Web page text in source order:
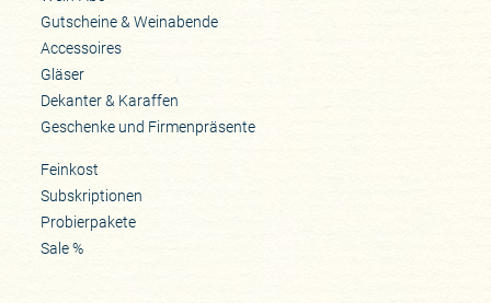
Gutscheine & Weinabende
Accessoires
Gläser
Dekanter & Karaffen
Geschenke und Firmenpräsente
Feinkost
Subskriptionen
Probierpakete
Sale %